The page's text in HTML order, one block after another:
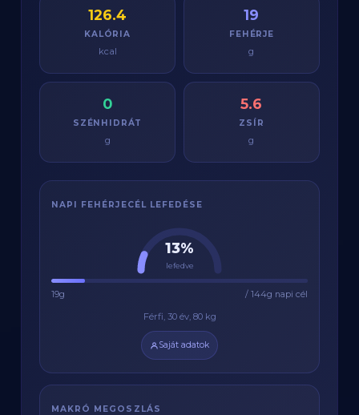
126.4
KALÓRIA
kcal
19
FEHÉRJE
g
0
SZÉNHIDRÁT
g
5.6
ZSÍR
g
NAPI FEHÉRJECÉL LEFEDÉSE
13%
lefedve
19g
/ 144g napi cél
Férfi, 30 év, 80 kg
Saját adatok
MAKRÓ MEGOSZLÁS